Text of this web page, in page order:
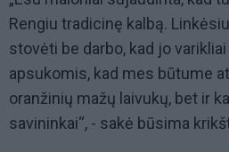
Rengiu tradicinę kalbą.
stovėti be darbo, kad jo
apsukomis, kad mes būtume
oranžinių mažų laivukų, bet ir
savininkai“, - sakė būsima